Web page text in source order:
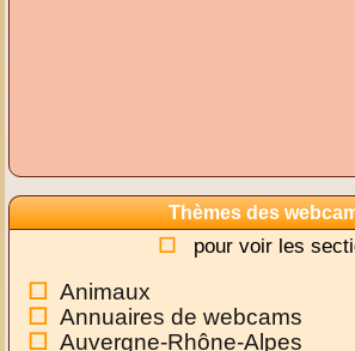
Thèmes des
pour voir les
Animaux
Annuaires de webcams
Auvergne-Rhône-Alpes